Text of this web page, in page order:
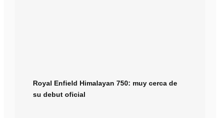
Royal Enfield Himalayan 750: muy cerca de
su debut oficial